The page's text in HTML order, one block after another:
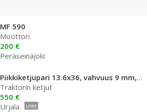
MF 590
Moottori
200 €
Peräseinäjoki
Piikkiketjupari 13.6x36, vahvuus 9 mm, todella
Traktorin ketjut
550 €
Urjala
LIIKE